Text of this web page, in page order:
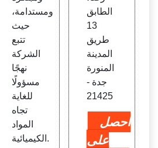
ومستدامة،
حيث
تتبع
الشركة
نهجًا
مسؤولًا
للغاية
تجاه
المواد
الكيميائية.
الطابق
13
طريق
المدينة
المنورة
جدة -
21425
احصل
على